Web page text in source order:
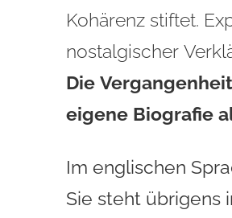
Kohärenz stiftet.
nostalgischer
Die
eigene Biografie
Im englischen
Sie steht übrigens